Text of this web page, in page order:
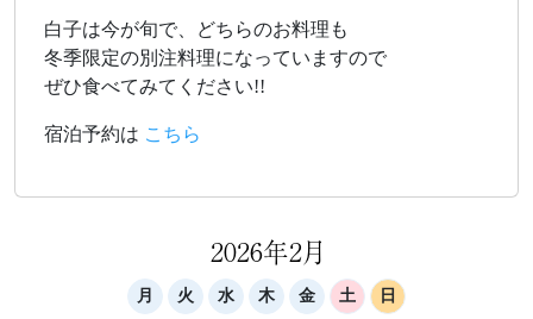
白子は今が旬で、どちらのお料理も
冬季限定の別注料理になっていますので
ぜひ食べてみてください!!
宿泊予約は こちら
2026年2月
月 火 水 木 金 土 日